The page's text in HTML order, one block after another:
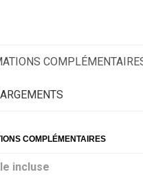
COMPLÉMENTAIRES
incluse